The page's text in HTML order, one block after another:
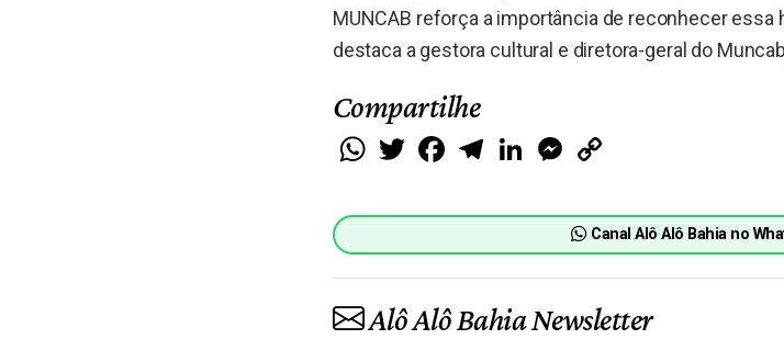
MUNCAB reforça a importância de reconhecer essa
destaca a gestora cultural e diretora-geral do
Compartilhe
WhatsApp
Twitter FacebookTelegramLinkedIn Messenger
Canal Alô Alô Bahia no
Alô Alô Bahia Newsletter